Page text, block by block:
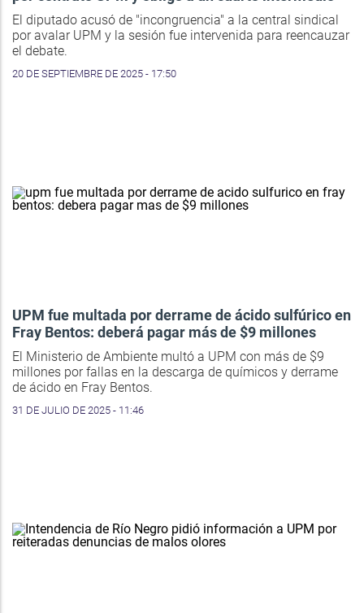
El diputado acusó de "incongruencia" a la central sindical
por avalar UPM y la sesión fue intervenida para reencauzar
el debate.
20 DE SEPTIEMBRE DE 2025 - 17:50
UPM fue multada por derrame de ácido sulfúrico en
Fray Bentos: deberá pagar más de $9 millones
El Ministerio de Ambiente multó a UPM con más de $9
millones por fallas en la descarga de químicos y derrame
de ácido en Fray Bentos.
31 DE JULIO DE 2025 - 11:46